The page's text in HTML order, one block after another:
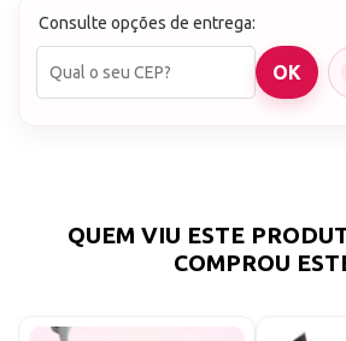
Consulte opções de entrega:
QUEM VIU ESTE
COMPROU